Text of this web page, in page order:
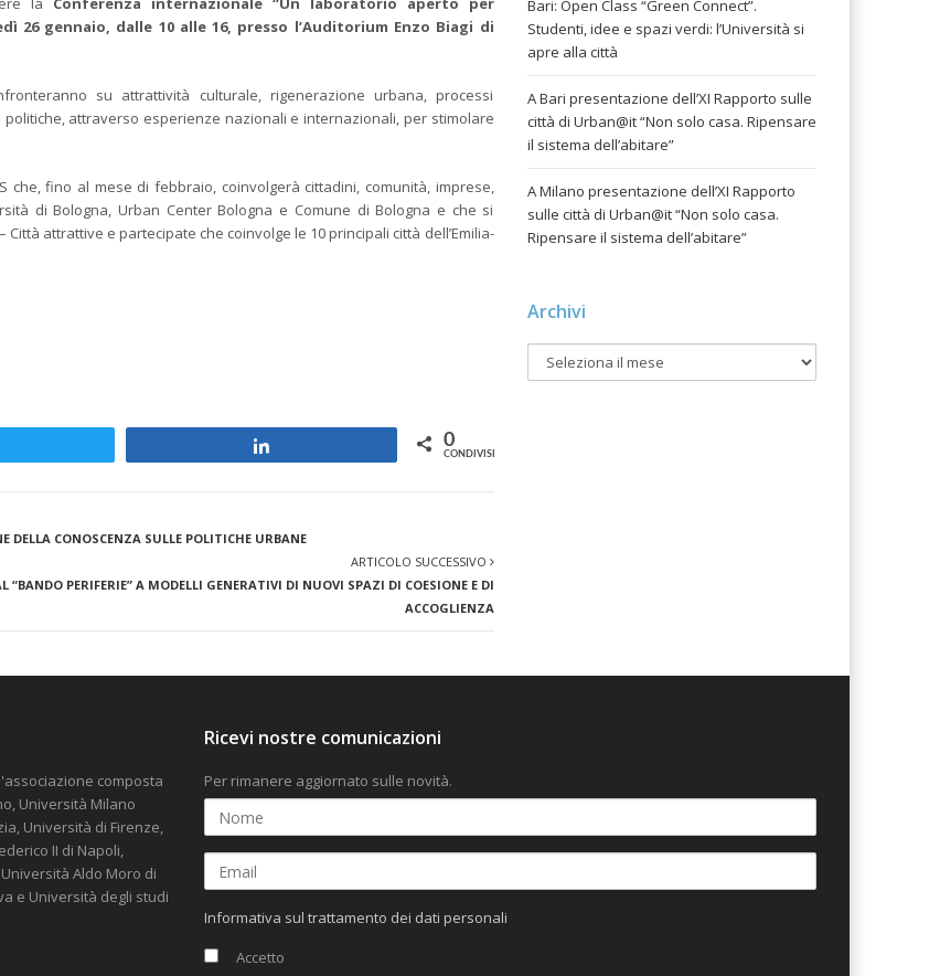
26 gennaio, dalle 10 alle 16, presso l’Auditorium Enzo Biagi di
su attrattività culturale, rigenerazione urbana, processi
attraverso esperienze nazionali e internazionali, per stimolare
che, fino al mese di febbraio, coinvolgerà cittadini, comunità, imprese,
di Bologna, Urban Center Bologna e Comune di Bologna e che si
Città attrattive e partecipate che coinvolge le 10 principali città dell’Emilia-
0
CONDIVISIONI
CONOSCENZA SULLE POLITICHE URBANE
ARTICOLO SUCCESSIVO
PERIFERIE” A MODELLI GENERATIVI DI NUOVI SPAZI DI COESIONE E DI
ACCOGLIENZA
Bari: Open Class “Green Connect”.
Studenti, idee e spazi verdi: l’Università si
apre alla città
A Bari presentazione dell’XI Rapporto sulle
città di Urban@it “Non solo casa. Ripensare
il sistema dell’abitare”
A Milano presentazione dell’XI Rapporto
sulle città di Urban@it “Non solo casa.
Ripensare il sistema dell’abitare”
Archivi
composta
Università Milano
Università di Firenze,
II di Napoli,
Aldo Moro di
e Università degli studi
Ricevi nostre comunicazioni
Per rimanere aggiornato sulle novità.
Informativa sul trattamento dei dati personali
Accetto